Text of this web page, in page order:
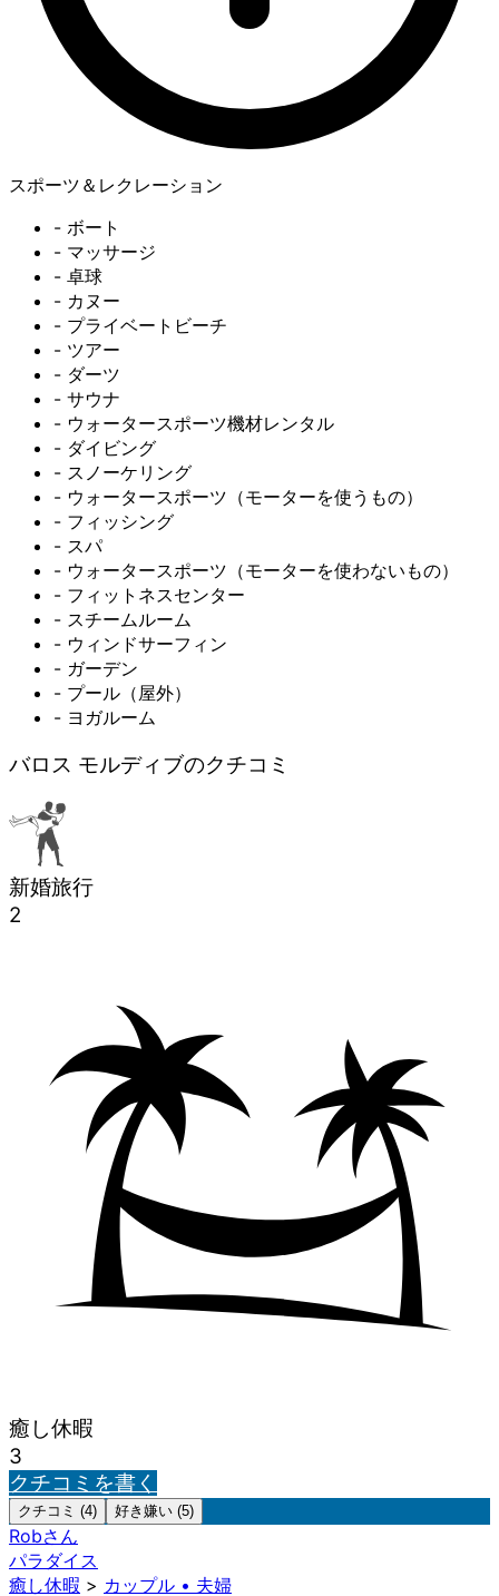
スポーツ＆レクレーション
- ボート
- マッサージ
- 卓球
- カヌー
- プライベートビーチ
- ツアー
- ダーツ
- サウナ
- ウォータースポーツ機材レンタル
- ダイビング
- スノーケリング
- ウォータースポーツ（モーターを使うもの）
- フィッシング
- スパ
- ウォータースポーツ（モーターを使わないもの）
- フィットネスセンター
- スチームルーム
- ウィンドサーフィン
- ガーデン
- プール（屋外）
- ヨガルーム
バロス モルディブのクチコミ
新婚旅行
2
癒し休暇
3
クチコミを書く
クチコミ (4) 好き嫌い (5)
Robさん
パラダイス
癒し休暇 > カップル • 夫婦